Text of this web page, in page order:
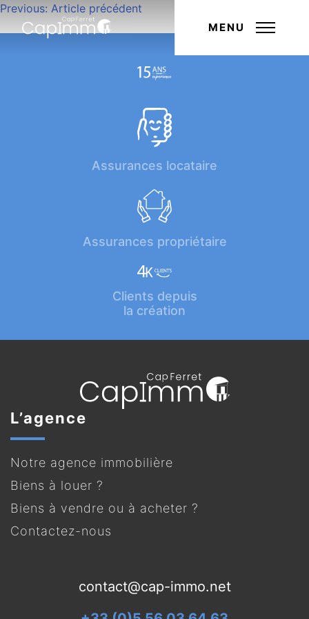
MENU
Navigation
de
Previous: Article précédent
Assurances locataire
Assurances propriétaire
Clients depuis
la création
L’agence
Notre agence immobilière
Biens à louer ?
Biens à vendre ou à acheter ?
Contactez-nous
contact@cap-immo.net